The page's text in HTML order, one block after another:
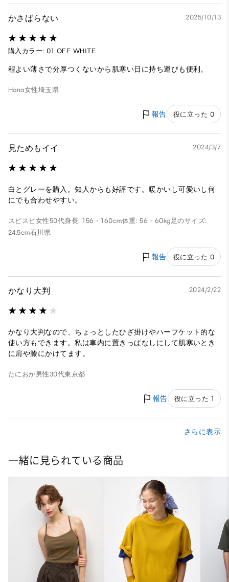
かさばらない 2025/10/13
購入カラー: 01 OFF WHITE
程よい薄さで分厚つくないから肌寒い日に持ち運びも便利。
Hana女性埼玉県
報告 役に立った 0
見ためもイイ 2024/3/7
白とグレーを購入。知人からも好評です。暖かいし可愛いし何
にでも合わせやすい。
スピスピ女性50代身長: 156 - 160cm体重: 56 - 60kg足のサイズ:
24.5cm石川県
報告 役に立った 0
かなり大判 2024/2/22
かなり大判なので、ちょっとしたひざ掛けやハーフケット的な
使い方もできます。私は車内に置きっぱなしにして肌寒いとき
に肩や膝にかけてます。
たにおか男性30代東京都
報告 役に立った 1
さらに表示
一緒に見られている商品